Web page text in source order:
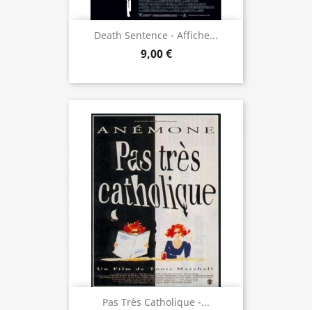
Death Sentence - Affiche...
9,00 €
Pas Très Catholique -...